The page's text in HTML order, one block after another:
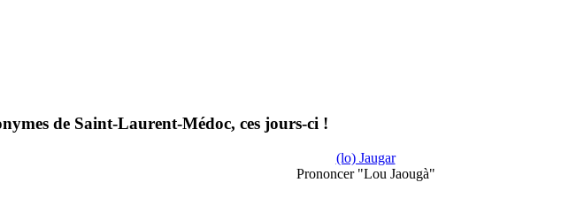
de Saint-Laurent-Médoc, ces jours-ci !
(lo) Jaugar
Prononcer "Lou Jaougà"